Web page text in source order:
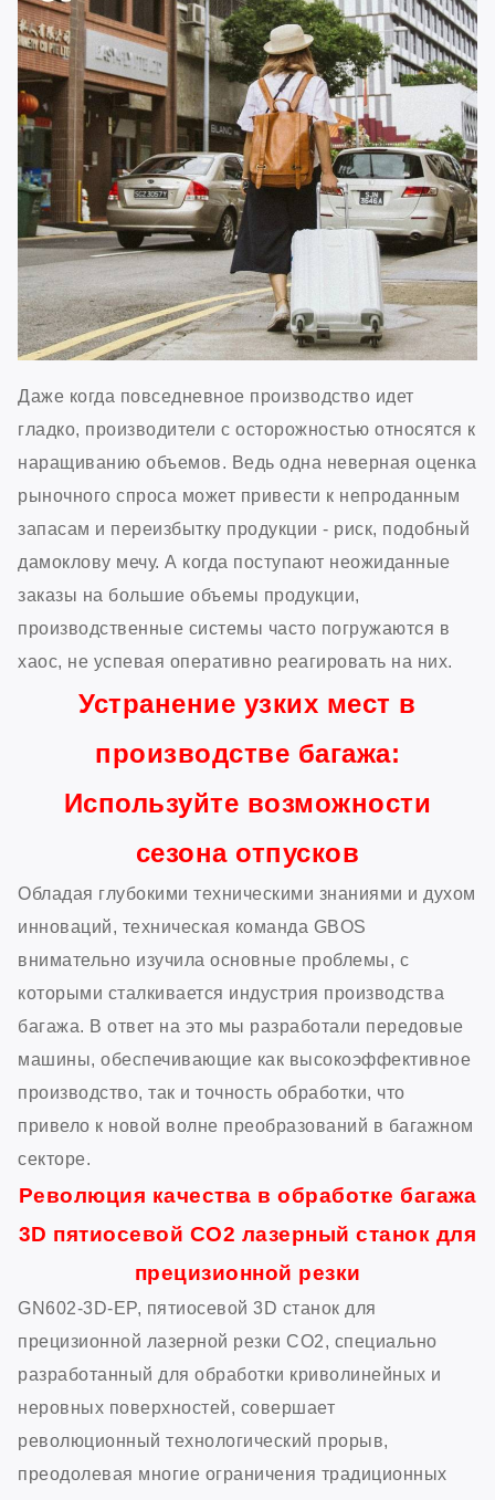
Даже когда повседневное производство идет
гладко, производители с осторожностью относятся к
наращиванию объемов. Ведь одна неверная оценка
рыночного спроса может привести к непроданным
запасам и переизбытку продукции - риск, подобный
дамоклову мечу. А когда поступают неожиданные
заказы на большие объемы продукции,
производственные системы часто погружаются в
хаос, не успевая оперативно реагировать на них.
Устранение узких мест в
производстве багажа:
Используйте возможности
сезона отпусков
Обладая глубокими техническими знаниями и духом
инноваций, техническая команда GBOS
внимательно изучила основные проблемы, с
которыми сталкивается индустрия производства
багажа. В ответ на это мы разработали передовые
машины, обеспечивающие как высокоэффективное
производство, так и точность обработки, что
привело к новой волне преобразований в багажном
секторе.
Революция качества в обработке багажа
3D пятиосевой CO2 лазерный станок для
прецизионной резки
GN602-3D-EP, пятиосевой 3D станок для
прецизионной лазерной резки CO2, специально
разработанный для обработки криволинейных и
неровных поверхностей, совершает
революционный технологический прорыв,
преодолевая многие ограничения традиционных